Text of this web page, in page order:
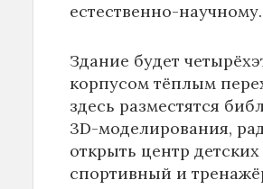
естественно-научному.
Здание будет
корпусом тёплым
здесь разместятся
3D-моделирования,
открыть центр
спортивный и